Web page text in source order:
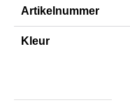
Artikelnummer
Kleur